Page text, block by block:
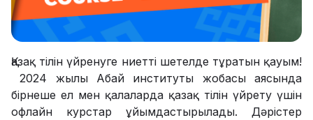
Қазақ тілін үйренуге ниетті шетелде тұратын қауым!
2024 жылы Абай институты жобасы аясында
бірнеше ел мен қалаларда қазақ тілін үйрету үшін
офлайн курстар ұйымдастырылады. Дәрістер